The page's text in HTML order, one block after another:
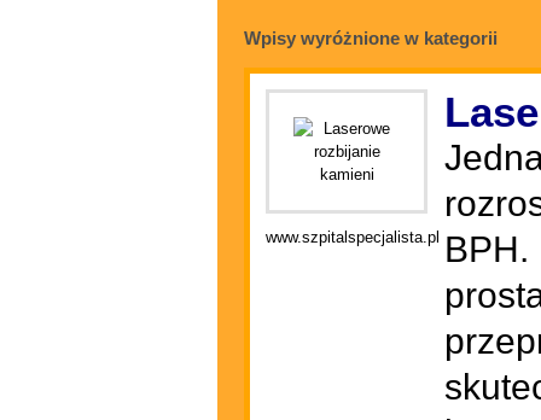
Wpisy wyróżnione w kategorii
www.szpitalspecjalista.pl BPH.